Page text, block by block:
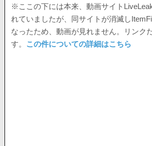
※ここの下には本来、動画サイト
れていましたが、同サイトが消滅し
なったため、動画が見れません。リンク
す。 この件についての詳細はこちら